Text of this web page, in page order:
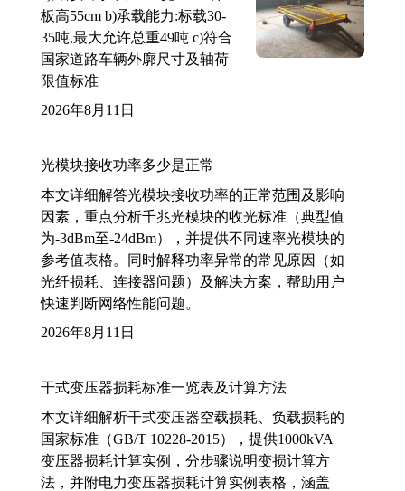
板高55cm b)承载能力:标载30-
35吨,最大允许总重49吨 c)符合
国家道路车辆外廓尺寸及轴荷
限值标准
2026年8月11日
光模块接收功率多少是正常
本文详细解答光模块接收功率的正常范围及影响
因素，重点分析千兆光模块的收光标准（典型值
为-3dBm至-24dBm），并提供不同速率光模块的
参考值表格。同时解释功率异常的常见原因（如
光纤损耗、连接器问题）及解决方案，帮助用户
快速判断网络性能问题。
2026年8月11日
干式变压器损耗标准一览表及计算方法
本文详细解析干式变压器空载损耗、负载损耗的
国家标准（GB/T 10228-2015），提供1000kVA
变压器损耗计算实例，分步骤说明变损计算方
法，并附电力变压器损耗计算实例表格，涵盖